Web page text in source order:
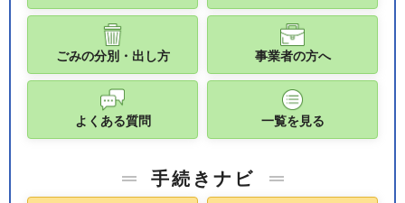
ごみの分別・出し方 事業者の方へ
よくある質問 一覧を見る
手続きナビ